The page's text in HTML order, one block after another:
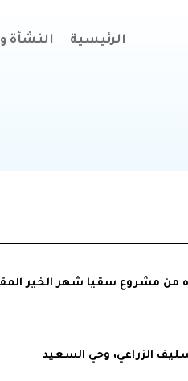
الرئيسية النشأة
سقيا اليوم التاسع من رمضان 1442ه من مشروع
الزراعي، وحي السعيد